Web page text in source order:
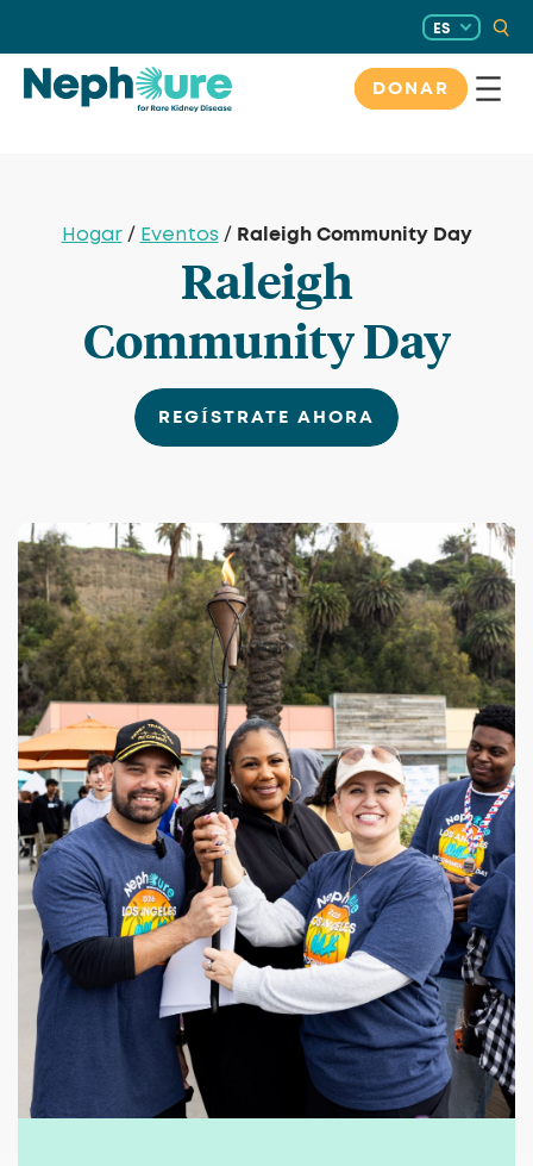
contenido
ES
DONAR
Hogar/ Eventos / Raleigh Community Day
Raleigh
Community Day
REGÍSTRATE AHORA